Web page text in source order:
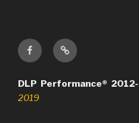
FacebookMapLaB
Connect
DLP Performance®
2019